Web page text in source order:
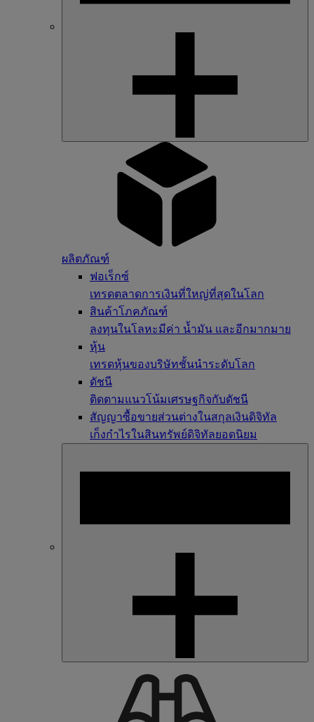
ผลิตภัณฑ์
ฟอเร็กซ์
เทรดตลาดการเงินที่ใหญ่ที่สุดในโลก
สินค้าโภคภัณฑ์
ลงทุนในโลหะมีค่า น้ำมัน และอีกมากมาย
หุ้น
เทรดหุ้นของบริษัทชั้นนำระดับโลก
ดัชนี
ติดตามแนวโน้มเศรษฐกิจกับดัชนี
สัญญาซื้อขายส่วนต่างในสกุลเงินดิจิทัล
เก็งกำไรในสินทรัพย์ดิจิทัลยอดนิยม